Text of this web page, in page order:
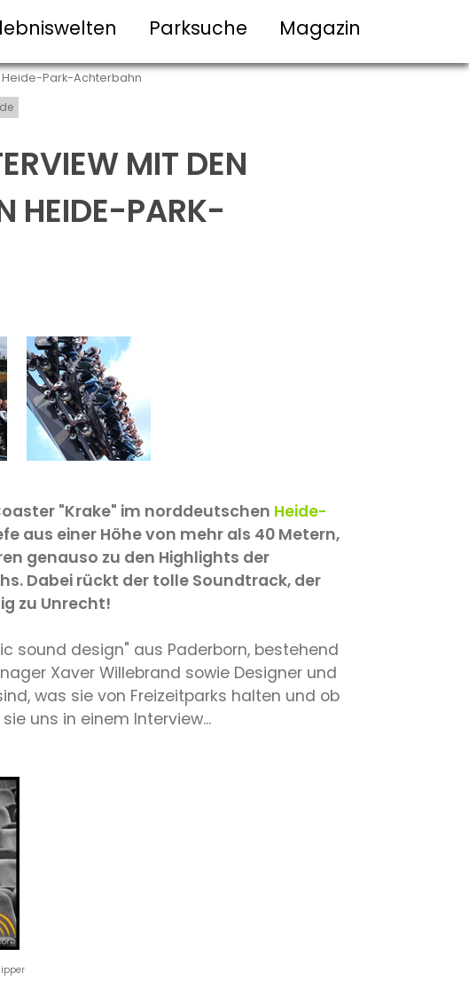
Parksuche Magazin
Heide-Park-Achterbahn
MIT DEN
HEIDE-PARK-
"Krake" im norddeutschen Heide-
aus einer Höhe von mehr als 40 Metern,
genauso zu den Highlights der
Dabei rückt der tolle Soundtrack, der
zu Unrecht!
sound design" aus Paderborn, bestehend
Xaver Willebrand sowie Designer und
was sie von Freizeitparks halten und ob
uns in einem Interview...